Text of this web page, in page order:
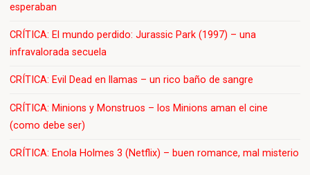
esperaban
CRÍTICA: El mundo perdido: Jurassic Park (1997) – una
infravalorada secuela
CRÍTICA: Evil Dead en llamas – un rico baño de sangre
CRÍTICA: Minions y Monstruos – los Minions aman el cine
(como debe ser)
CRÍTICA: Enola Holmes 3 (Netflix) – buen romance, mal misterio